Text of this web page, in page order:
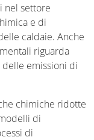
nel settore
e di
caldaie. Anche
riguarda
delle emissioni di
chimiche ridotte
di
di